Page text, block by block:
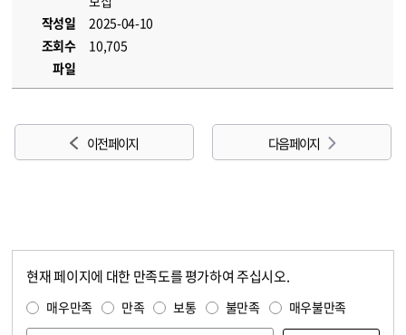
작성일
2025-04-10
조회수
10,705
파일
이전 페이지 다음 페이지
현재 페이지에 대한 만족도를 평가하여 주십시오.
매우만족 만족 보통 불만족 매우불만족